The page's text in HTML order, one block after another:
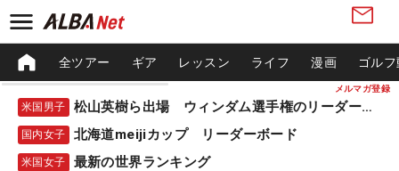
メルマガ登録
全ツアー ギア レッスン ライフ 漫画 ゴル
米国男子 松山英樹ら出場 ウィンダム選手権のリーダーボード
国内女子 北海道meijiカップ リーダーボード
米国女子 最新の世界ランキング